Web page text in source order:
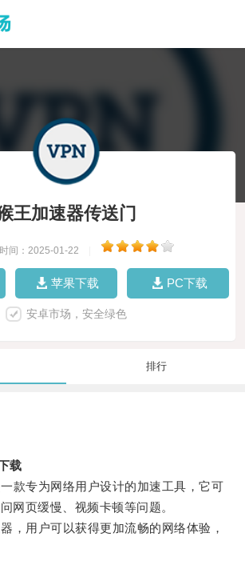
王加速器传送门
时间：2025-01-22
苹果下载 PC下载
安卓市场，安全绿色
排行
载
专为网络用户设计的加速工具，它可
网页缓慢、视频卡顿等问题。
用户可以获得更加流畅的网络体验，